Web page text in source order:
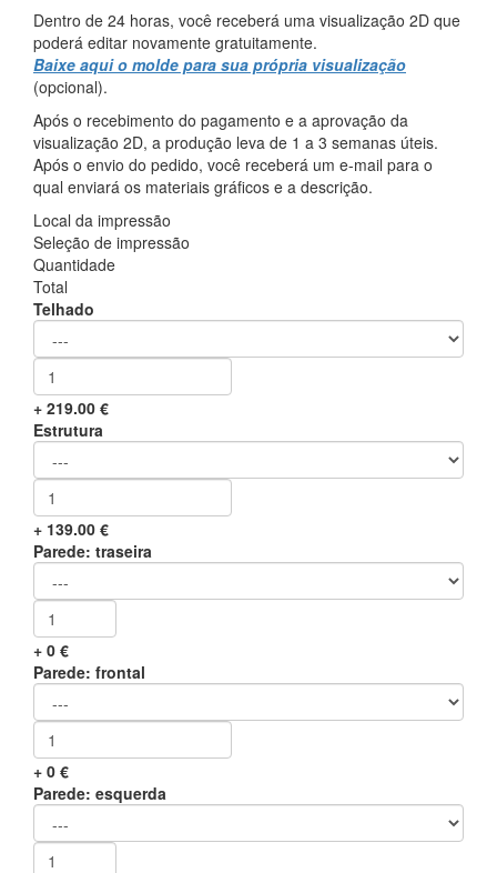
Dentro de 24 horas, você receberá uma visualização 2D que
poderá editar novamente gratuitamente.
Baixe aqui o molde para sua própria visualização
(opcional).
Após o recebimento do pagamento e a aprovação da
visualização 2D, a produção leva de 1 a 3 semanas úteis.
Após o envio do pedido, você receberá um e-mail para o
qual enviará os materiais gráficos e a descrição.
Local da impressão
Seleção de impressão
Quantidade
Total
Telhado
+ 219.00 €
Estrutura
+ 139.00 €
Parede: traseira
+ 0 €
Parede: frontal
+ 0 €
Parede: esquerda